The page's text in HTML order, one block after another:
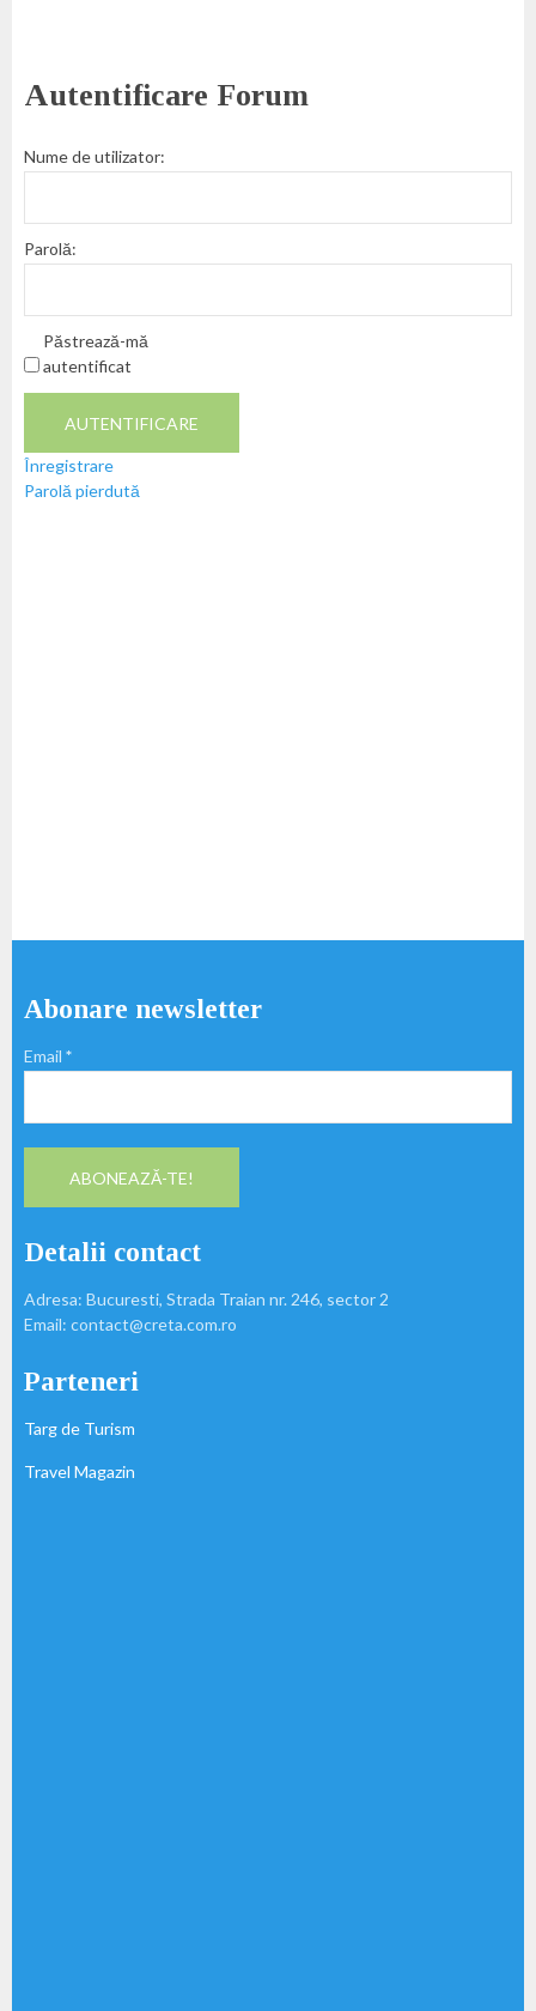
Autentificare Forum
Nume de utilizator:
Parolă:
Păstrează-mă
autentificat
AUTENTIFICARE
Înregistrare
Parolă pierdută
Abonare newsletter
Email *
Detalii contact
Adresa: Bucuresti, Strada Traian nr. 246, sector 2
Email: contact@creta.com.ro
Parteneri
Targ de Turism
Travel Magazin